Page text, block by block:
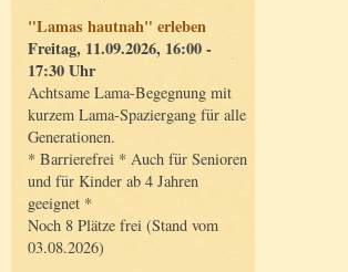
"Lamas hautnah" erleben
Freitag, 11.09.2026, 16:00 -
17:30 Uhr
Achtsame Lama-Begegnung mit
kurzem Lama-Spaziergang für alle
Generationen.
* Barrierefrei * Auch für Senioren
und für Kinder ab 4 Jahren
geeignet *
Noch 8 Plätze frei (Stand vom
03.08.2026)